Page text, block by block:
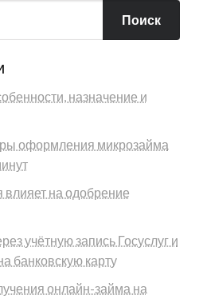
Поиск
назначение и
оформления микрозайма
влияет на одобрение
учётную запись Госуслуг и
банковскую карту
онлайн-займа на